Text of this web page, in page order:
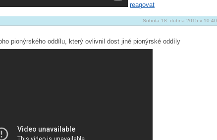
reagovat
Sobota 18. dubna 2015 v 10:40
pionýrského oddílu, který ovlivnil dost jiné pionýrské oddíly